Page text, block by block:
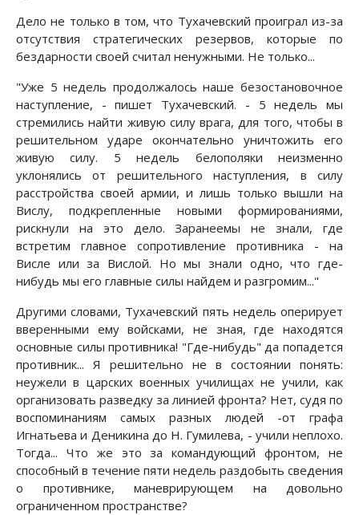
Дело не только в том, что Тухачевский проиграл из-за
отсутствия стратегических резервов, которые по
бездарности своей считал ненужными. Не только...
"Уже 5 недель продолжалось наше безостановочное
наступление, - пишет Тухачевский. - 5 недель мы
стремились найти живую силу врага, для того, чтобы в
решительном ударе окончательно уничтожить его
живую силу. 5 недель белополяки неизменно
уклонялись от решительного наступления, в силу
расстройства своей армии, и лишь только вышли на
Вислу, подкрепленные новыми формированиями,
рискнули на это дело. Заранеемы не знали, где
встретим главное сопротивление противника - на
Висле или за Вислой. Но мы знали одно, что где-
нибудь мы его главные силы найдем и разгромим..."
Другими словами, Тухачевский пять недель оперирует
вверенными ему войсками, не зная, где находятся
основные силы противника! "Где-нибудь" да попадется
противник... Я решительно не в состоянии понять:
неужели в царских военных училищах не учили, как
организовать разведку за линией фронта? Нет, судя по
воспоминаниям самых разных людей -от графа
Игнатьева и Деникина до Н. Гумилева, - учили неплохо.
Тогда... Что же это за командующий фронтом, не
способный в течение пяти недель раздобыть сведения
о противнике, маневрирующем на довольно
ограниченном пространстве?